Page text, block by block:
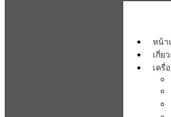
หน้า
เกี่ย
เครื่